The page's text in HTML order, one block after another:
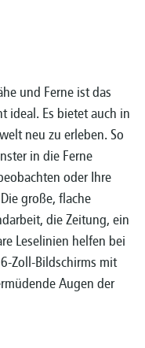
und Ferne ist das
ideal. Es bietet auch in
neu zu erleben. So
in die Ferne
oder Ihre
große, flache
die Zeitung, ein
Leselinien helfen bei
Zoll-Bildschirms mit
Augen der